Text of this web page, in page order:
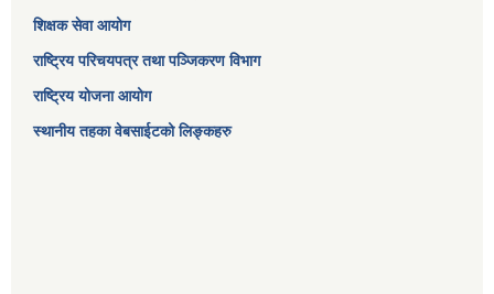
शिक्षक सेवा आयोग
राष्ट्रिय परिचयपत्र तथा पञ्जिकरण विभाग
राष्ट्रिय योजना आयोग
स्थानीय तहका वेबसाईटको लिङ्कहरु